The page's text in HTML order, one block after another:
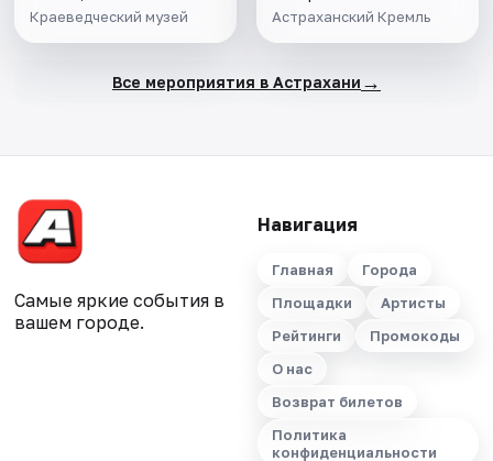
Краеведческий музей Астраханский Кремль
Все мероприятия в Астрахани →
Самые яркие события в
вашем городе.
Навигация
Главная
Города
Площадки
Артисты
Рейтинги
Промокоды
О нас
Возврат билетов
Политика
конфиденциальности